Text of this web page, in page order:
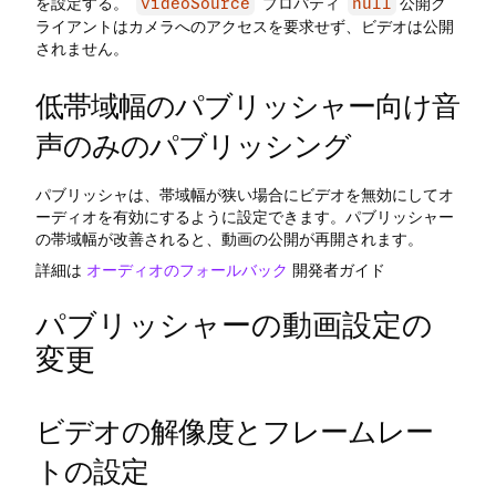
videoSource null
ライアントはカメラへのアクセスを要求せず、ビデオは公開
されません。
低帯域幅のパブリッシャー向け音
声のみのパブリッシング
パブリッシャは、帯域幅が狭い場合にビデオを無効にしてオ
ーディオを有効にするように設定できます。パブリッシャー
の帯域幅が改善されると、動画の公開が再開されます。
詳細は オーディオのフォールバック 開発者ガイド
パブリッシャーの動画設定の
変更
ビデオの解像度とフレームレー
トの設定